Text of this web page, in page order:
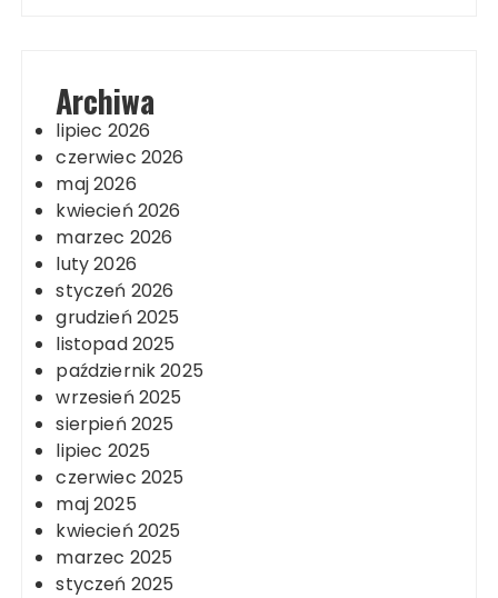
Archiwa
lipiec 2026
czerwiec 2026
maj 2026
kwiecień 2026
marzec 2026
luty 2026
styczeń 2026
grudzień 2025
listopad 2025
październik 2025
wrzesień 2025
sierpień 2025
lipiec 2025
czerwiec 2025
maj 2025
kwiecień 2025
marzec 2025
styczeń 2025